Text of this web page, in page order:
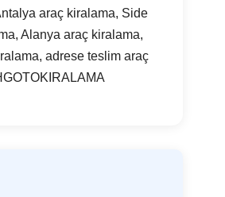
araç kiralama, Side
Alanya araç kiralama,
adrese teslim araç